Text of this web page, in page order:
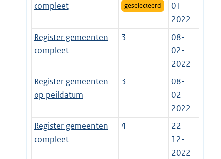
compleet
geselecteerd
01-
2022
Register gemeenten
compleet
3
08-
02-
2022
Register gemeenten
op peildatum
3
08-
02-
2022
Register gemeenten
compleet
4
22-
12-
2022